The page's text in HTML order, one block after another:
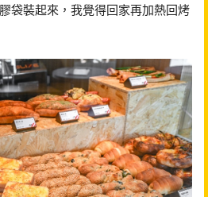
袋裝起來，我覺得回家再加熱回烤